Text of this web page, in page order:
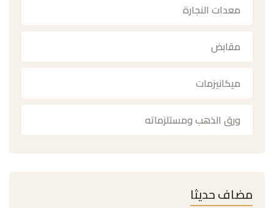
معدات النجارة
مقابض
ميكانيزمات
ورق الذهب ومستلزماته
مضاف حديثا